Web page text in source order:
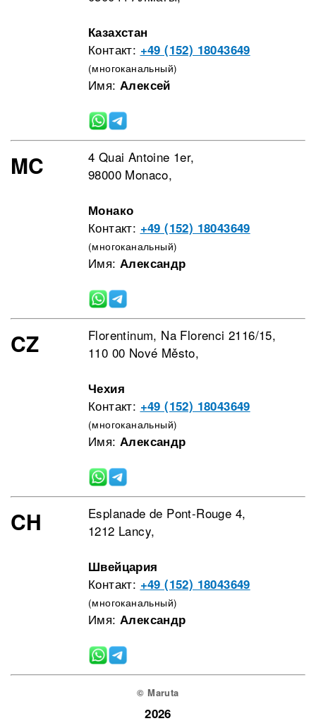
Казахстан
Контакт: +49 (152) 18043649
(многоканальный)
Имя: Алексей
MC
4 Quai Antoine 1er,
98000 Monaco,
Монако
Контакт: +49 (152) 18043649
(многоканальный)
Имя: Александр
CZ
Florentinum, Na Florenci 2116/15,
110 00 Nové Město,
Чехия
Контакт: +49 (152) 18043649
(многоканальный)
Имя: Александр
CH
Esplanade de Pont-Rouge 4,
1212 Lancy,
Швейцария
Контакт: +49 (152) 18043649
(многоканальный)
Имя: Александр
© Maruta
2026